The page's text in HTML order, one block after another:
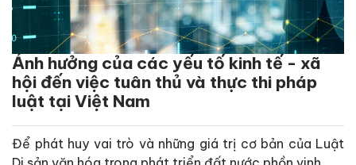
Ảnh hưởng của các yếu tố kinh tế - xã
hội đến việc tuân thủ và thực thi pháp
luật tại Việt Nam
Để phát huy vai trò và những giá trị cơ bản của Luật